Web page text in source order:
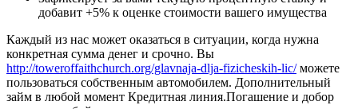
добавит +5% к оценке стоимости вашего имущества
Каждый из нас может оказаться в ситуации, когда нужна
конкретная сумма денег и срочно. Вы
http://toweroffaithchurch.org/glavnaja-dlja-fizicheskih-lic/можете
пользоваться собственным автомобилем. Дополнительный
займ в любой момент Кредитная линия.Погашение и добор